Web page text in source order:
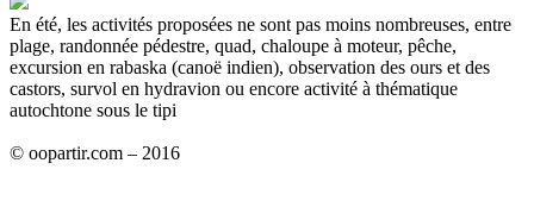
En été, les activités proposées ne sont pas moins nombreuses, entre
plage, randonnée pédestre, quad, chaloupe à moteur, pêche,
excursion en rabaska (canoë indien), observation des ours et des
castors, survol en hydravion ou encore activité à thématique
autochtone sous le tipi
© oopartir.com – 2016